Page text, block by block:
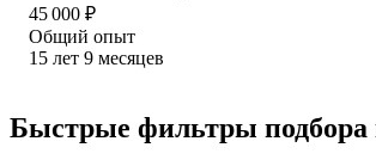
45 000 ₽
Общий опыт
15 лет 9 месяцев
Быстрые фильтры подбора